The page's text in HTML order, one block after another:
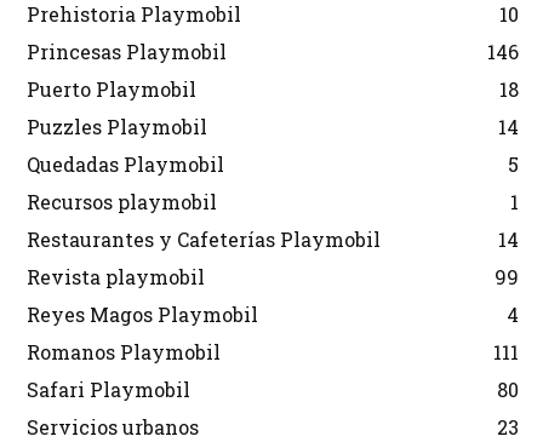
Prehistoria Playmobil
10
Princesas Playmobil
146
Puerto Playmobil
18
Puzzles Playmobil
14
Quedadas Playmobil
5
Recursos playmobil
1
Restaurantes y Cafeterías Playmobil
14
Revista playmobil
99
Reyes Magos Playmobil
4
Romanos Playmobil
111
Safari Playmobil
80
Servicios urbanos
23